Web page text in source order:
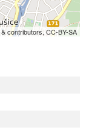
& contributors, CC-BY-SA